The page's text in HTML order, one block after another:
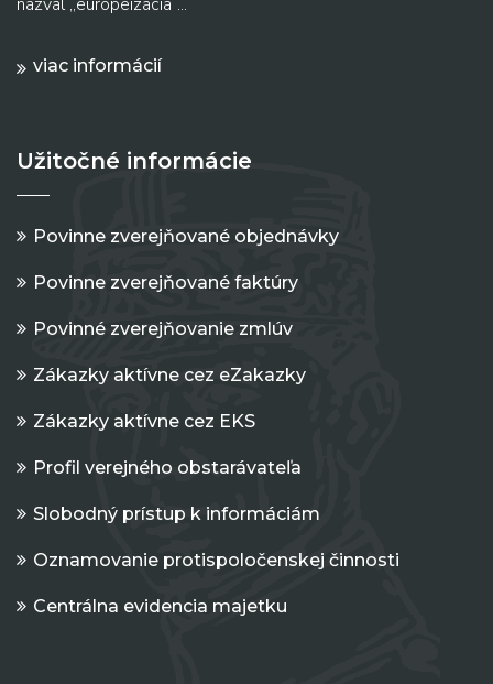
viac informácií
Užitočné informácie
Povinne zverejňované objednávky
Povinne zverejňované faktúry
Povinné zverejňovanie zmlúv
Zákazky aktívne cez eZakazky
Zákazky aktívne cez EKS
Profil verejného obstarávateľa
Slobodný prístup k informáciám
Oznamovanie protispoločenskej činnosti
Centrálna evidencia majetku